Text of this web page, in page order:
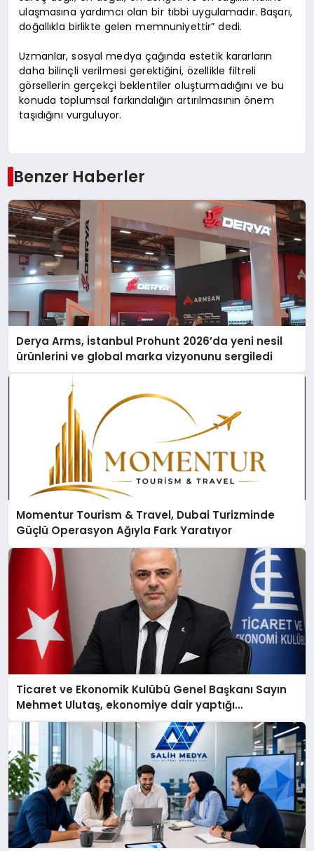
ulaşmasına yardımcı olan bir tıbbi uygulamadır. Başarı,
doğallıkla birlikte gelen memnuniyettir” dedi.
Uzmanlar, sosyal medya çağında estetik kararların
daha bilinçli verilmesi gerektiğini, özellikle filtreli
görsellerin gerçekçi beklentiler oluşturmadığını ve bu
konuda toplumsal farkındalığın artırılmasının önem
taşıdığını vurguluyor.
Benzer Haberler
Derya Arms, İstanbul Prohunt 2026’da yeni nesil
ürünlerini ve global marka vizyonunu sergiledi
Momentur Tourism & Travel, Dubai Turizminde
Güçlü Operasyon Ağıyla Fark Yaratıyor
Ticaret ve Ekonomik Kulübü Genel Başkanı Sayın
Mehmet Ulutaş, ekonomiye dair yaptığı
açıklamada şunları kaydetti: